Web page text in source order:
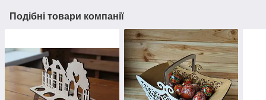
Подібні товари компанії